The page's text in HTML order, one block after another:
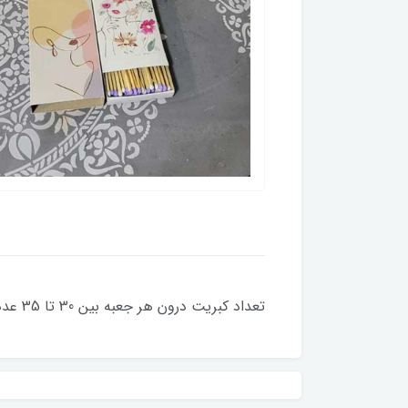
تعداد کبریت درون هر جعبه بین 30 تا 35 عدد - رنگ کبریت درون جعبه به صورت رندوم می باشد